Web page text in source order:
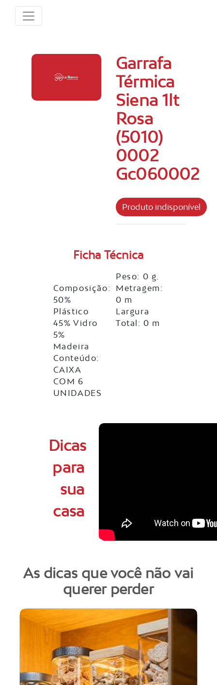
Garrafa
Térmica
Siena 1lt
Rosa
(5010)
0002
Gc060002
Ficha Técnica
Composição:
50%
Plástico
45% Vidro
5%
Madeira
Conteúdo:
CAIXA
COM 6
UNIDADES
Peso: 0 g.
Metragem:
0 m
Largura
Total: 0 m
Dicas
para
sua
casa
As dicas que você não vai
querer perder